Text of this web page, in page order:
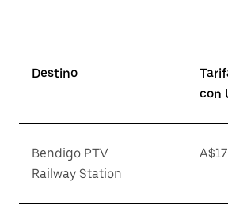
Destino
con
Bendigo PTV
Railway Station
A$17